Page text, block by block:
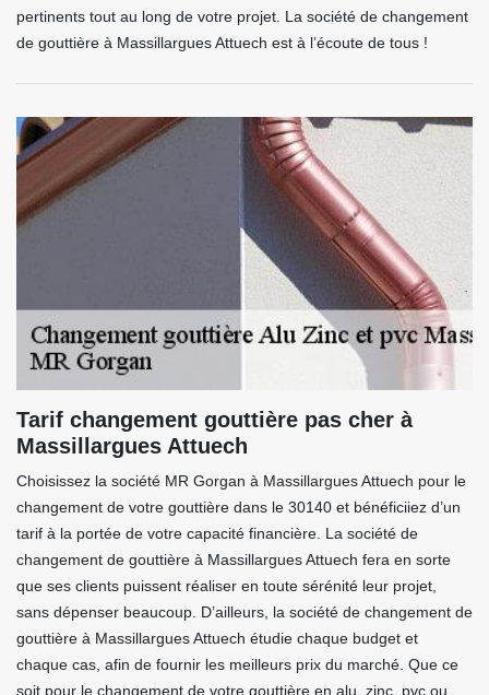
pertinents tout au long de votre projet. La société de changement
de gouttière à Massillargues Attuech est à l’écoute de tous !
Tarif changement gouttière pas cher à
Massillargues Attuech
Choisissez la société MR Gorgan à Massillargues Attuech pour le
changement de votre gouttière dans le 30140 et bénéficiiez d’un
tarif à la portée de votre capacité financière. La société de
changement de gouttière à Massillargues Attuech fera en sorte
que ses clients puissent réaliser en toute sérénité leur projet,
sans dépenser beaucoup. D’ailleurs, la société de changement de
gouttière à Massillargues Attuech étudie chaque budget et
chaque cas, afin de fournir les meilleurs prix du marché. Que ce
soit pour le changement de votre gouttière en alu, zinc, pvc ou